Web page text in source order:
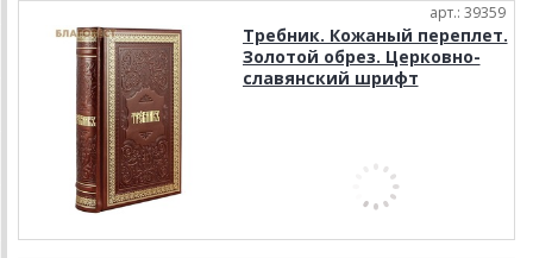
арт.: 39359
Требник. Кожаный переплет.
Золотой обрез. Церковно-
славянский шрифт